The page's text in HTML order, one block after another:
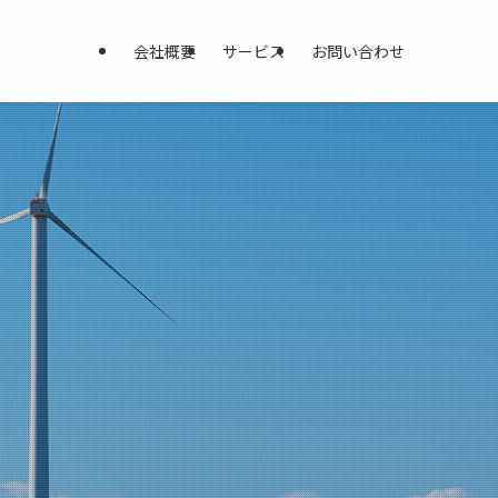
会社概要 サービス お問い合わせ